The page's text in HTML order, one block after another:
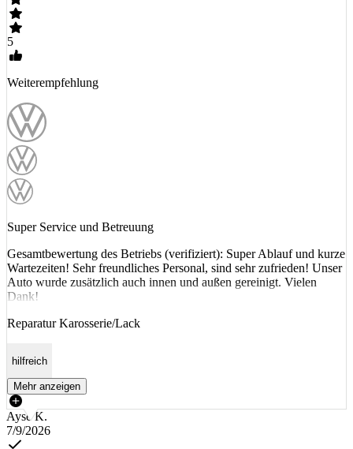
5
Weiterempfehlung
Super Service und Betreuung
Gesamtbewertung des Betriebs (verifiziert): Super Ablauf und kurze
Wartezeiten! Sehr freundliches Personal, sind sehr zufrieden! Unser
Auto wurde zusätzlich auch innen und außen gereinigt. Vielen
Dank!
Reparatur Karosserie/Lack
hilfreich
Mehr anzeigen
Ayse K.
7/9/2026